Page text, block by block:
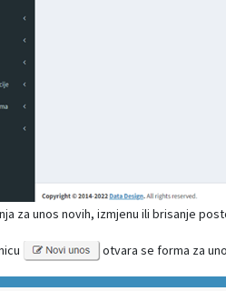
za unos novih, izmjenu ili brisanje
otvara se forma za